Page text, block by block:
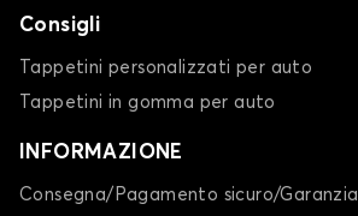
Consigli
Tappetini personalizzati per auto
Tappetini in gomma per auto
INFORMAZIONE
Consegna/Pagamento sicuro/Garanzia